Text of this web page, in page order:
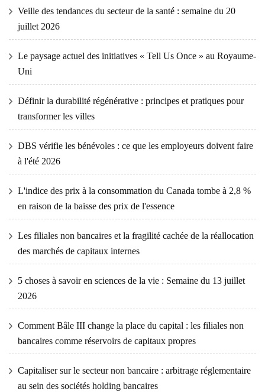
Veille des tendances du secteur de la santé : semaine du 20
juillet 2026
Le paysage actuel des initiatives « Tell Us Once » au Royaume-
Uni
Définir la durabilité régénérative : principes et pratiques pour
transformer les villes
DBS vérifie les bénévoles : ce que les employeurs doivent faire
à l'été 2026
L'indice des prix à la consommation du Canada tombe à 2,8 %
en raison de la baisse des prix de l'essence
Les filiales non bancaires et la fragilité cachée de la réallocation
des marchés de capitaux internes
5 choses à savoir en sciences de la vie : Semaine du 13 juillet
2026
Comment Bâle III change la place du capital : les filiales non
bancaires comme réservoirs de capitaux propres
Capitaliser sur le secteur non bancaire : arbitrage réglementaire
au sein des sociétés holding bancaires